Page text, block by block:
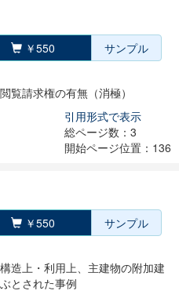
￥550 サンプル
覧請求権の有無（消極）
引用形式で表示
総ページ数：3
開始ページ位置：136
￥550 サンプル
造上・利用上、主建物の附加建
とされた事例